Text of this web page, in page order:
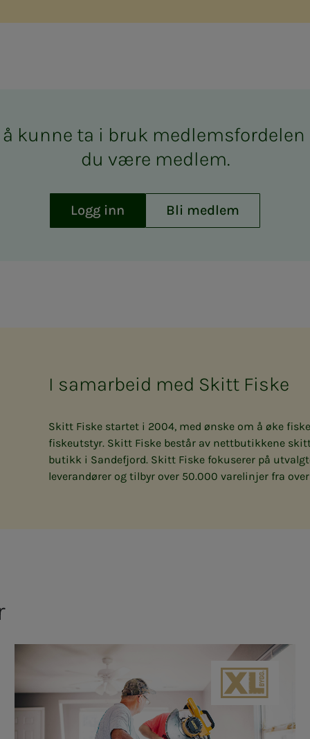
å kun­­­ne ta i bruk med­­­­­lems­­­for­­­de­­­len
du være med­­­­­lem.
Logg inn Bli medlem
I samarbeid med Skitt Fiske
Skitt Fiske startet i 2004, med ønske om å øke
fiskeutstyr. Skitt Fiske består av nettbutikkene
butikk i Sandefjord. Skitt Fiske fokuserer på
leverandører og tilbyr over 50.000 varelinjer fra over
XL-BYGG